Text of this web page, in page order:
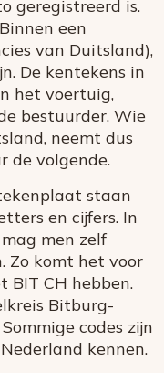
geregistreerd is.
een
van Duitsland),
De kentekens in
het voertuig,
bestuurder. Wie
neemt dus
de volgende.
staan
en cijfers. In
men zelf
Zo komt het voor
BIT CH hebben.
Bitburg-
codes zijn
kennen.